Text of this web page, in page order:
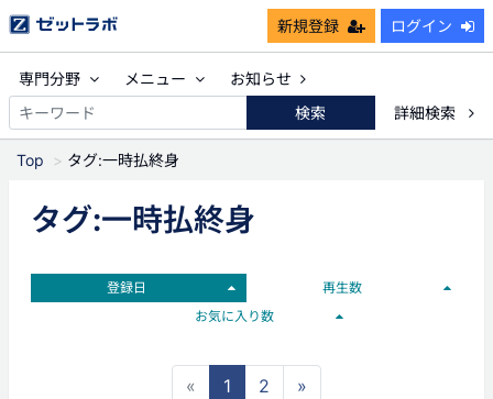
新規登録 ログイン
専門分野 メニュー
お知らせ
検索
詳細検索
Top タグ:一時払終身
タグ:一時払終身
登録日
再生数
お気に入り数
« 1 2 »